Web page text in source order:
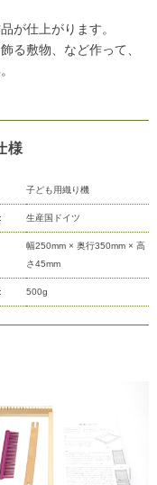
が仕上がります。
る敷物、など作って、
様
子ども用織り機
生産国ドイツ
幅250mm × 奥行350mm × 高
さ45mm
500g